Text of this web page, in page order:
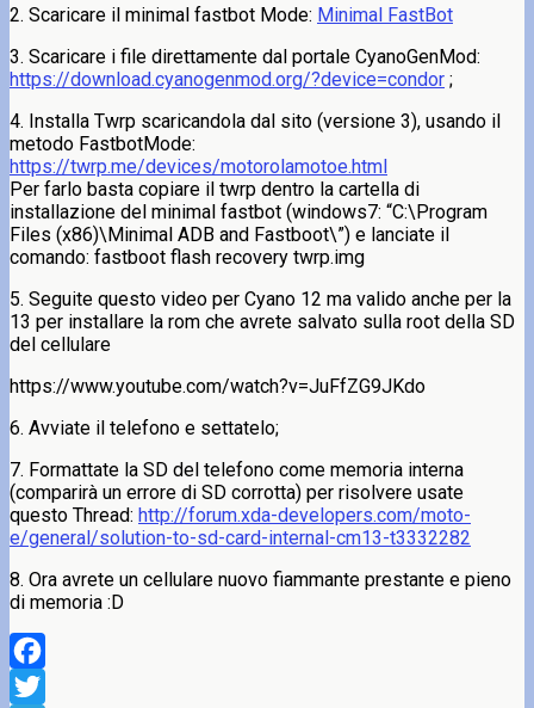
2. Scaricare il minimal fastbot Mode: Minimal FastBot
3. Scaricare i file direttamente dal portale CyanoGenMod:
https://download.cyanogenmod.org/?device=condor ;
4. Installa Twrp scaricandola dal sito (versione 3), usando il
metodo FastbotMode:
https://twrp.me/devices/motorolamotoe.html
Per farlo basta copiare il twrp dentro la cartella di
installazione del minimal fastbot (windows7: “C:\Program
Files (x86)\Minimal ADB and Fastboot\”) e lanciate il
comando: fastboot flash recovery twrp.img
5. Seguite questo video per Cyano 12 ma valido anche per la
13 per installare la rom che avrete salvato sulla root della SD
del cellulare
https://www.youtube.com/watch?v=JuFfZG9JKdo
6. Avviate il telefono e settatelo;
7. Formattate la SD del telefono come memoria interna
(comparirà un errore di SD corrotta) per risolvere usate
questo Thread: http://forum.xda-developers.com/moto-
e/general/solution-to-sd-card-internal-cm13-t3332282
8. Ora avrete un cellulare nuovo fiammante prestante e pieno
di memoria :D
Facebook